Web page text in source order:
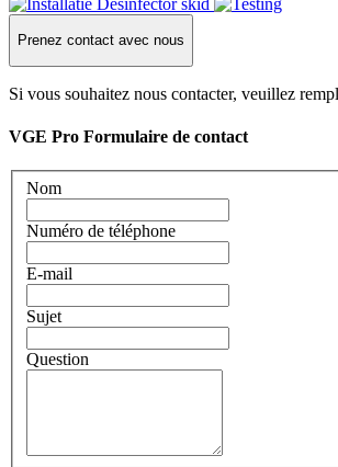
Prenez contact avec nous
Si vous souhaitez nous contacter, veuillez
VGE Pro Formulaire de contact
Nom
Numéro de téléphone
E-mail
Sujet
Question